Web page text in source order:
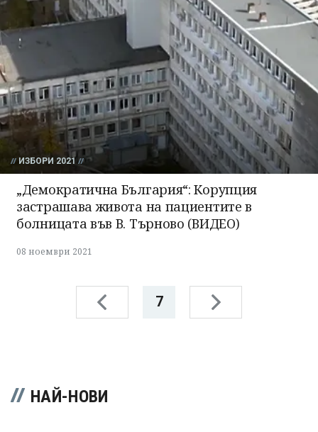
ИЗБОРИ 2021
„Демократична България“: Корупция
застрашава живота на пациентите в
болницата във В. Търново (ВИДЕО)
08 ноември 2021
7
НАЙ-НОВИ